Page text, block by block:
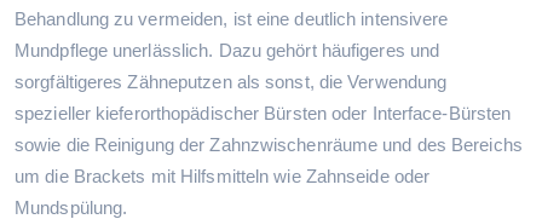
Behandlung zu vermeiden, ist eine deutlich intensivere
Mundpflege unerlässlich. Dazu gehört häufigeres und
sorgfältigeres Zähneputzen als sonst, die Verwendung
spezieller kieferorthopädischer Bürsten oder Interface-Bürsten
sowie die Reinigung der Zahnzwischenräume und des Bereichs
um die Brackets mit Hilfsmitteln wie Zahnseide oder
Mundspülung.